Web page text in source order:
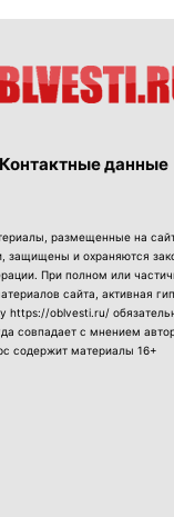
Контактные данные
размещенные на
защищены и охраняются
При полном или
сайта, активная
https://oblvesti.ru/
совпадает с мнением
содержит материалы 16+